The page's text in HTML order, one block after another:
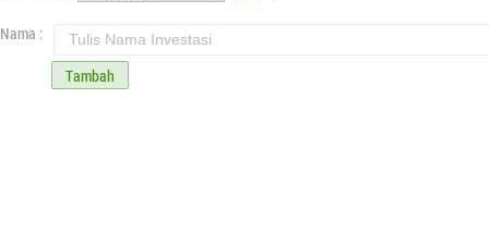
Nama : Tulis Nama Investasi
Tambah